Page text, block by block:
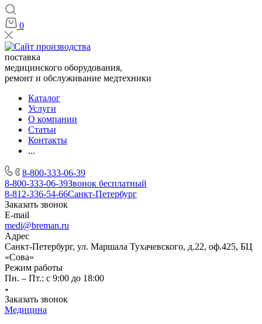
0
поставка
медицинского оборудования,
ремонт и обслуживание медтехники
Каталог
Услуги
О компании
Статьи
Контакты
...
8-800-333-06-39
8-800-333-06-39Звонок бесплатный
8-812-336-54-66Санкт-Петербург
Заказать звонок
E-mail
medi@breman.ru
Адрес
Санкт-Петербург, ул. Маршала Тухачевского, д.22, оф.425, БЦ
«Сова»
Режим работы
Пн. – Пт.: с 9:00 до 18:00
Заказать звонок
Медицина